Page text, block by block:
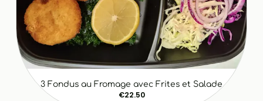
3 Fondus au Fromage avec Frites et Salade
€22.50